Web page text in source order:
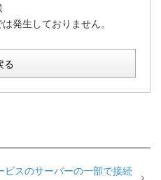
生しておりません。
る
スのサーバーの一部で接続